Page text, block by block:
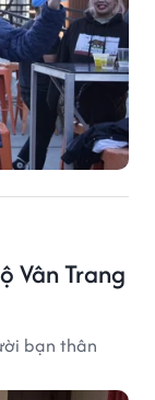
Vân Trang
bạn thân